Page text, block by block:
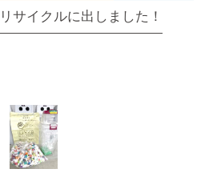
サイクルに出しました！